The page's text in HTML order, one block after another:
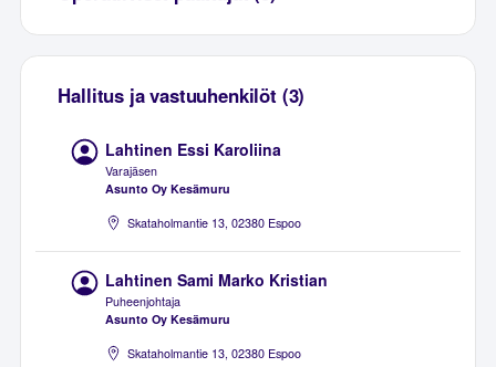
Hallitus ja vastuuhenkilöt (3)
Lahtinen Essi Karoliina
Varajäsen
Asunto Oy Kesämuru
Skataholmantie 13, 02380 Espoo
Lahtinen Sami Marko Kristian
Puheenjohtaja
Asunto Oy Kesämuru
Skataholmantie 13, 02380 Espoo